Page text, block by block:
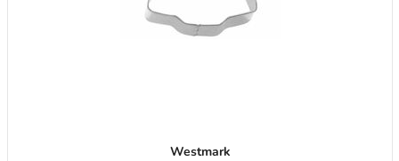
Westmark